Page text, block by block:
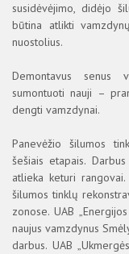
susidėvėjimo, didėjo
būtina atlikti
nuostolius.
Demontavus senus
sumontuoti nauji –
dengti vamzdynai.
Panevėžio šilumos
šešiais etapais.
atlieka keturi
šilumos tinklų
zonose. UAB
naujus vamzdynus
darbus. UAB